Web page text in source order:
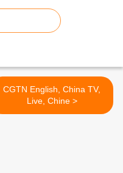
CGTN English, China TV,
Live, Chine >